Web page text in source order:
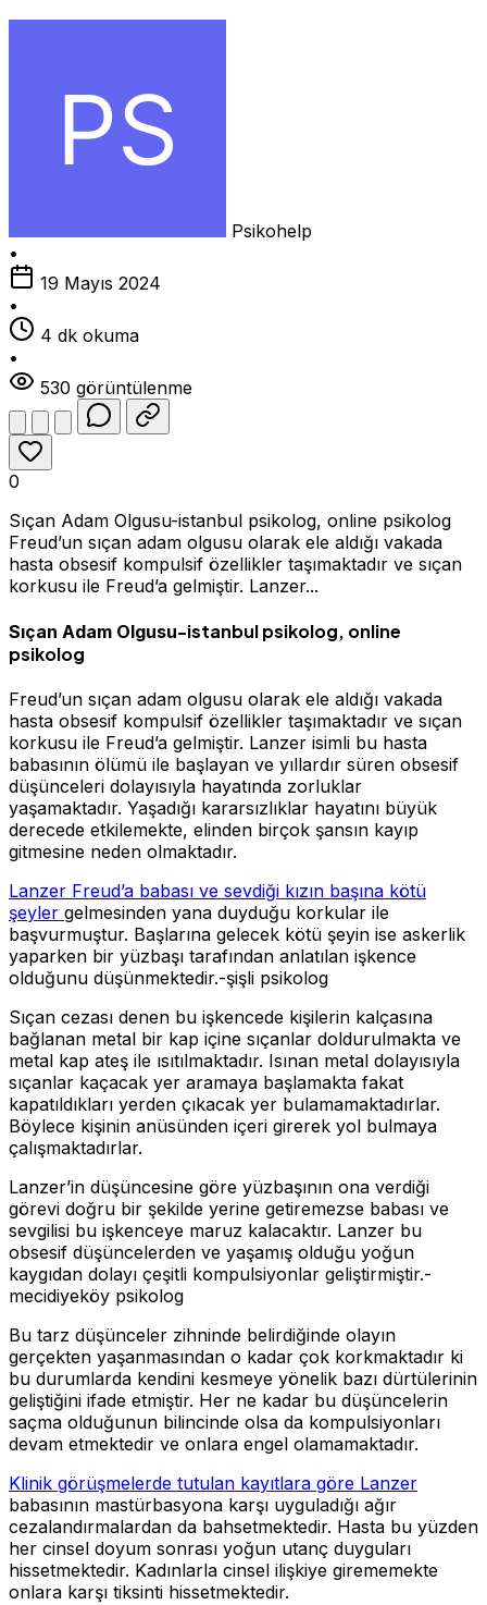
Psikohelp
•
19 Mayıs 2024
•
4 dk okuma
•
530 görüntülenme
0
Sıçan Adam Olgusu-istanbul psikolog, online psikolog
Freud’un sıçan adam olgusu olarak ele aldığı vakada
hasta obsesif kompulsif özellikler taşımaktadır ve sıçan
korkusu ile Freud’a gelmiştir. Lanzer...
Sıçan Adam Olgusu-istanbul psikolog, online
psikolog
Freud’un sıçan adam olgusu olarak ele aldığı vakada
hasta obsesif kompulsif özellikler taşımaktadır ve sıçan
korkusu ile Freud’a gelmiştir. Lanzer isimli bu hasta
babasının ölümü ile başlayan ve yıllardır süren obsesif
düşünceleri dolayısıyla hayatında zorluklar
yaşamaktadır. Yaşadığı kararsızlıklar hayatını büyük
derecede etkilemekte, elinden birçok şansın kayıp
gitmesine neden olmaktadır.
Lanzer Freud’a babası ve sevdiği kızın başına kötü
şeyler gelmesinden yana duyduğu korkular ile
başvurmuştur. Başlarına gelecek kötü şeyin ise askerlik
yaparken bir yüzbaşı tarafından anlatılan işkence
olduğunu düşünmektedir.-şişli psikolog
Sıçan cezası denen bu işkencede kişilerin kalçasına
bağlanan metal bir kap içine sıçanlar doldurulmakta ve
metal kap ateş ile ısıtılmaktadır. Isınan metal dolayısıyla
sıçanlar kaçacak yer aramaya başlamakta fakat
kapatıldıkları yerden çıkacak yer bulamamaktadırlar.
Böylece kişinin anüsünden içeri girerek yol bulmaya
çalışmaktadırlar.
Lanzer’in düşüncesine göre yüzbaşının ona verdiği
görevi doğru bir şekilde yerine getiremezse babası ve
sevgilisi bu işkenceye maruz kalacaktır. Lanzer bu
obsesif düşüncelerden ve yaşamış olduğu yoğun
kaygıdan dolayı çeşitli kompulsiyonlar geliştirmiştir.-
mecidiyeköy psikolog
Bu tarz düşünceler zihninde belirdiğinde olayın
gerçekten yaşanmasından o kadar çok korkmaktadır ki
bu durumlarda kendini kesmeye yönelik bazı dürtülerinin
geliştiğini ifade etmiştir. Her ne kadar bu düşüncelerin
saçma olduğunun bilincinde olsa da kompulsiyonları
devam etmektedir ve onlara engel olamamaktadır.
Klinik görüşmelerde tutulan kayıtlara göre Lanzer
babasının mastürbasyona karşı uyguladığı ağır
cezalandırmalardan da bahsetmektedir. Hasta bu yüzden
her cinsel doyum sonrası yoğun utanç duyguları
hissetmektedir. Kadınlarla cinsel ilişkiye girememekte
onlara karşı tiksinti hissetmektedir.